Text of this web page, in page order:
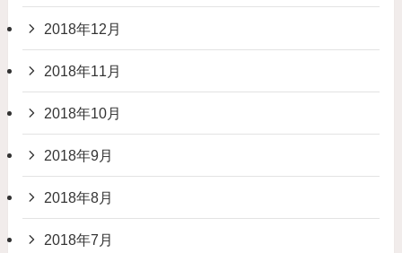
2018年12月
2018年11月
2018年10月
2018年9月
2018年8月
2018年7月